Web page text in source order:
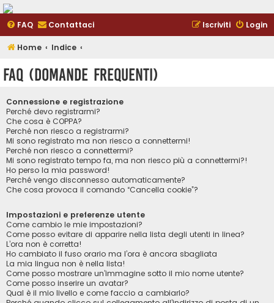
FAQ Contattaci Login
Iscriviti
Home Indice
FAQ (Domande Frequenti)
Connessione e registrazione
Perché devo registrarmi?
Che cosa è COPPA?
Perché non riesco a registrarmi?
Mi sono registrato ma non riesco a connettermi!
Perché non riesco a connettermi?
Mi sono registrato tempo fa, ma non riesco più a connettermi?!
Ho perso la mia password!
Perché vengo disconnesso automaticamente?
Che cosa provoca il comando “Cancella cookie”?
Impostazioni e preferenze utente
Come cambio le mie impostazioni?
Come posso evitare di apparire nella lista degli utenti in linea?
L’ora non è corretta!
Ho cambiato il fuso orario ma l’ora è ancora sbagliata
La mia lingua non è nella lista!
Come posso mostrare un’immagine sotto il mio nome utente?
Come posso inserire un avatar?
Qual è il mio livello e come faccio a cambiarlo?